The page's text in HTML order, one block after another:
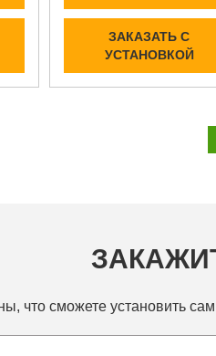
ЗАКАЗАТЬ С
УСТАНОВКОЙ
что сможете установить